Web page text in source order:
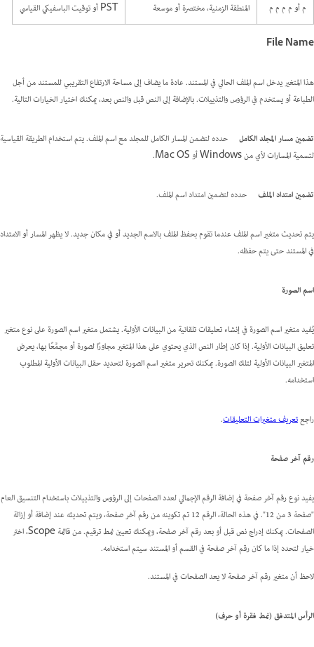
م أو م م م م
المنطقة الزمنية، مختصرة أو موسعة PST أو توقيت الباسفيكي القياسي
File Name
هذا المتغير يدخل اسم الملف الحالي في المستند. عادة ما يضاف إلى مساحة الارتفاع التقريبي للمستند من أجل
الطباعة أو يستخدم في الرؤوس والتذييلات. بالإضافة إلى النص قبل والنص بعد، يمكنك اختيار الخيارات التالية.
تضمين مسار المجلد الكامل
حدده لتضمن المسار الكامل للمجلد مع اسم الملف. يتم استخدام الطريقة القياسية
لتسمية المسارات لأي من Windows أو Mac OS.
تضمين امتداد الملف حدده لتضمين امتداد اسم الملف.
يتم تحديث متغير اسم الملف عندما تقوم بحفظ الملف بالاسم الجديد أو في مكان جديد. لا يظهر المسار أو الامتداد
في المستند حتى يتم حفظه.
اسم الصورة
يُفيد متغير اسم الصورة في إنشاء تعليقات تلقائية من البيانات الأولية. يشتمل متغير اسم الصورة على نوع متغير
تعليق البيانات الأولية. إذا كان إطار النص الذي يحتوي على هذا المتغير مجاورًا لصورة أو مجمَّعًا بها، يعرض
المتغير البيانات الأولية لتلك الصورة. يمكنك تحرير متغير اسم الصورة لتحديد حقل البيانات الأولية المطلوب
استخدامه.
راجعتعريف متغيرات التعليقات.
رقم آخر صفحة
يفيد نوع رقم آخر صفحة في إضافة الرقم الإجمالي لعدد الصفحات إلى الرؤوس والتذييلات باستخدام التنسيق العام
"صفحة 3 من 12". في هذه الحالة، الرقم 12 تم تكوينه من رقم آخر صفحة، ويتم تحديثه عند إضافة أو إزالة
الصفحات. يمكنك إدراج نص قبل أو بعد رقم آخر صفحة، ويمكنك تعيين نمط ترقيم. من قائمة Scope، اختر
خيار لتحدد إذا ما كان رقم آخر صفحة في القسم أو المستند سيتم استخدامه.
لاحظ أن متغير رقم آخر صفحة لا يعد الصفحات في المستند.
الرأس المتدفق (نمط فقرة أو حرف)